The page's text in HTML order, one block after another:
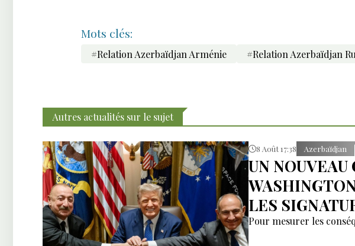
Mots clés:
#Relation Azerbaïdjan Arménie #Relation Azerbaïdjan
Autres actualités sur le sujet
8 Août 17:38 Azerbaïdjan
UN
LES
Pour mesurer les